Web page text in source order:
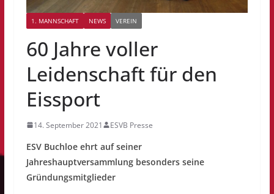
1. MANNSCHAFT NEWS VEREIN
60 Jahre voller
Leidenschaft für den
Eissport
14. September 2021 ESVB Presse
ESV Buchloe ehrt auf seiner
Jahreshauptversammlung besonders seine
Gründungsmitglieder